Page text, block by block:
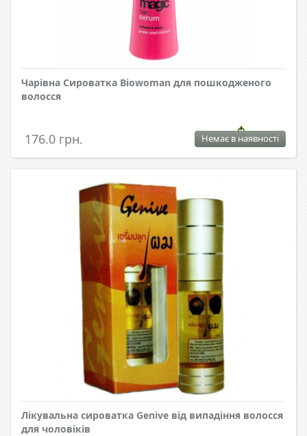
Чарівна Сироватка Biowoman для пошкодженого
волосся
176.0 грн. Немає в наявності
Лікувальна сироватка Genive від випадіння волосся
для чоловіків